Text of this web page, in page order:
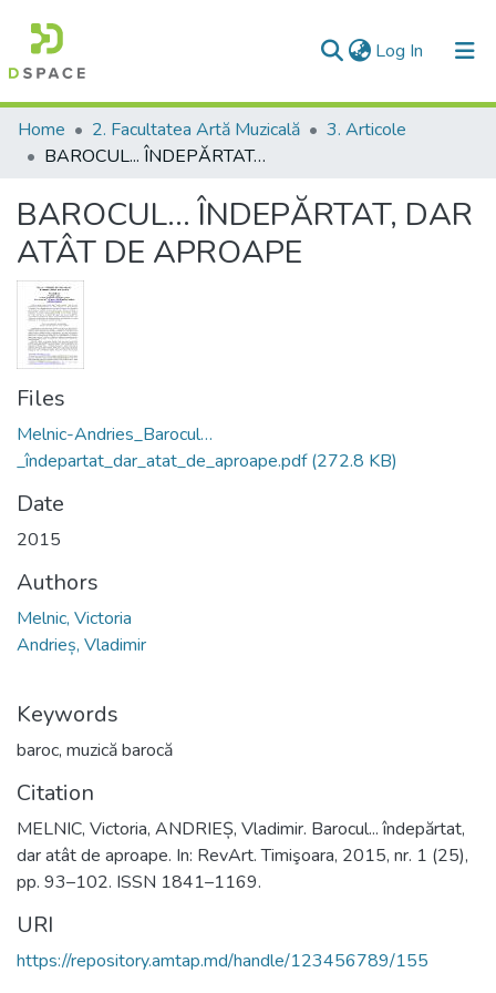
Log In (current)
Communities & Collections
All of DSpace
Statistics
Home 2. Facultatea Artă Muzicală
3. Articole
BAROCUL... ÎNDEPĂRTAT, DAR ATÂT DE APROAPE
BAROCUL... ÎNDEPĂRTAT, DAR
ATÂT DE APROAPE
Files
Melnic-Andries_Barocul…
_îndepartat_dar_atat_de_aproape.pdf(272.8 KB)
Date
2015
Authors
Melnic, Victoria
Andrieș, Vladimir
Keywords
baroc, muzică barocă
Citation
MELNIC, Victoria, ANDRIEȘ, Vladimir. Barocul... îndepărtat,
dar atât de aproape. In: RevArt. Timişoara, 2015, nr. 1 (25),
pp. 93–102. ISSN 1841–1169.
URI
https://repository.amtap.md/handle/123456789/155